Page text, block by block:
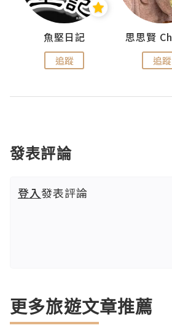
魚堅日記
追蹤 追蹤
發表評論
登入發表評論
更多旅遊文章推薦